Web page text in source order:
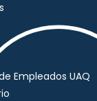
Empleados UAQ